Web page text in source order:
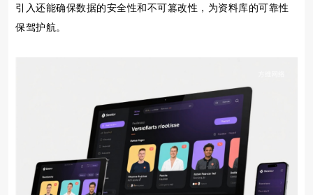
引入还能确保数据的安全性和不可篡改性，为资料库的可靠性
保驾护航。